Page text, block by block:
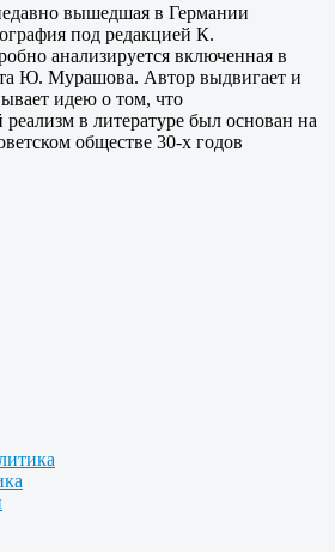
вышедшая в Германии
под редакцией К.
анализируется включенная в
Ю. Мурашова. Автор выдвигает и
идею о том, что
реализм в литературе был основан на
обществе 30-х годов